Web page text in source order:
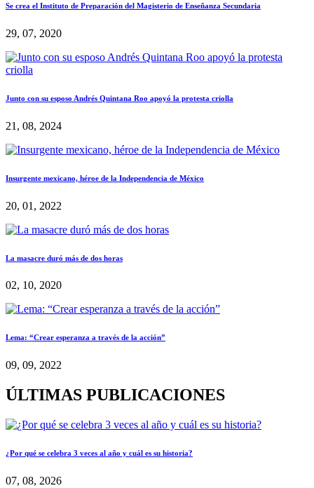
Se crea el Instituto de Preparación del Magisterio de Enseñanza Secundaria
29, 07, 2020
Junto con su esposo Andrés Quintana Roo apoyó la protesta criolla
21, 08, 2024
Insurgente mexicano, héroe de la Independencia de México
20, 01, 2022
La masacre duró más de dos horas
02, 10, 2020
Lema: “Crear esperanza a través de la acción”
09, 09, 2022
ÚLTIMAS PUBLICACIONES
¿Por qué se celebra 3 veces al año y cuál es su historia?
07, 08, 2026